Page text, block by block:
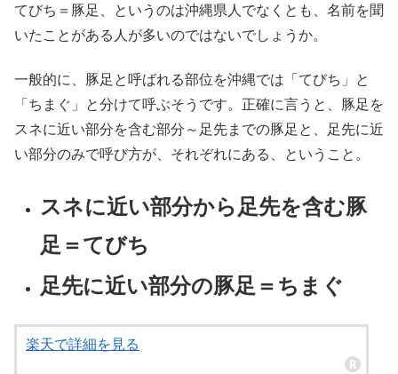
てびち＝豚足、というのは沖縄県人でなくとも、名前を聞
いたことがある人が多いのではないでしょうか。
一般的に、豚足と呼ばれる部位を沖縄では「てびち」と
「ちまぐ」と分けて呼ぶそうです。正確に言うと、豚足を
スネに近い部分を含む部分～足先までの豚足と、足先に近
い部分のみで呼び方が、それぞれにある、ということ。
スネに近い部分から足先を含む豚
足＝てびち
足先に近い部分の豚足＝ちまぐ
楽天で詳細を見る